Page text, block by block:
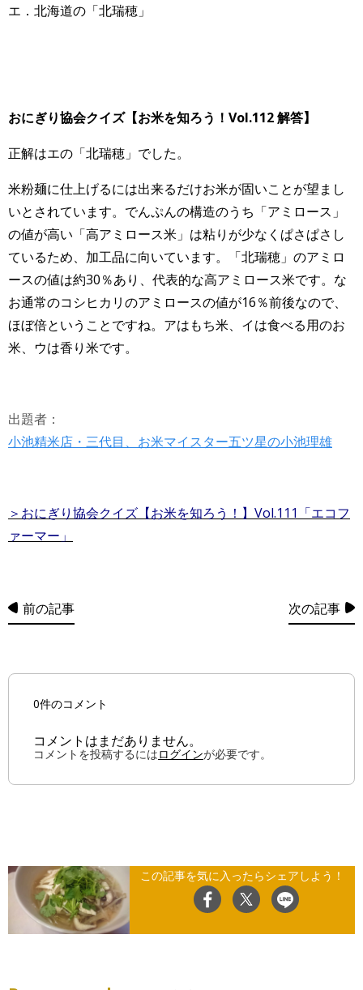
エ．北海道の「北瑞穂」
おにぎり協会クイズ【お米を知ろう！Vol.112 解答】
正解はエの「北瑞穂」でした。
米粉麺に仕上げるには出来るだけお米が固いことが望まし
いとされています。でんぷんの構造のうち「アミロース」
の値が高い「高アミロース米」は粘りが少なくぱさぱさし
ているため、加工品に向いています。「北瑞穂」のアミロ
ースの値は約30％あり、代表的な高アミロース米です。な
お通常のコシヒカリのアミロースの値が16％前後なので、
ほぼ倍ということですね。アはもち米、イは食べる用のお
米、ウは香り米です。
出題者：
小池精米店・三代目、お米マイスター五ツ星の小池理雄
＞おにぎり協会クイズ【お米を知ろう！】Vol.111 「エコフ
ァーマー」
前の記事 次の記事
0件のコメント
コメントはまだありません。
コメントを投稿するにはログインが必要です。
この記事を気に入ったらシェアしよう！